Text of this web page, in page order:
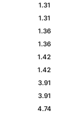
1.31
1.31
1.36
1.36
1.42
1.42
3.91
3.91
4.74